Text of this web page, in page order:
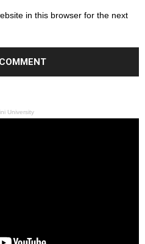
in this browser for the next
University